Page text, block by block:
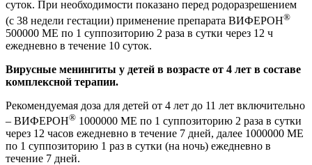
суток. При необходимости показано перед родоразрешением
(с 38 недели гестации) применение препарата ВИФЕРОН®
500000 МЕ по 1 суппозиторию 2 раза в сутки через 12 ч
ежедневно в течение 10 суток.
Вирусные менингиты у детей в возрасте от 4 лет в составе
комплексной терапии.
Рекомендуемая доза для детей от 4 лет до 11 лет включительно
– ВИФЕРОН® 1000000 МЕ по 1 суппозиторию 2 раза в сутки
через 12 часов ежедневно в течение 7 дней, далее 1000000 МЕ
по 1 суппозиторию 1 раз в сутки (на ночь) ежедневно в
течение 7 дней.